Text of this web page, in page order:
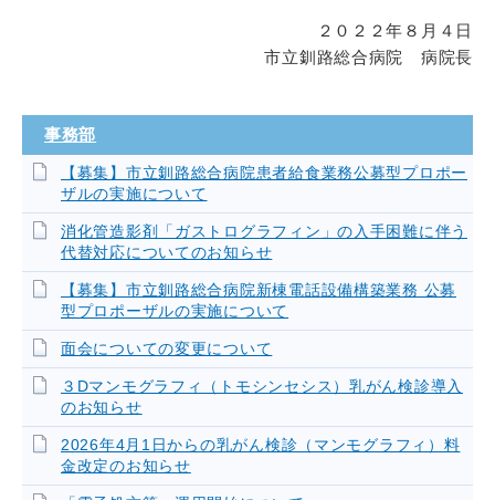
２０２２年８月４日
市立釧路総合病院 病院長
事務部
【募集】市立釧路総合病院患者給食業務公募型プロポー
ザルの実施について
消化管造影剤「ガストログラフィン」の入手困難に伴う
代替対応についてのお知らせ
【募集】市立釧路総合病院新棟電話設備構築業務 公募
型プロポーザルの実施について
面会についての変更について
３Dマンモグラフィ（トモシンセシス）乳がん検診導入
のお知らせ
2026年4月1日からの乳がん検診（マンモグラフィ）料
金改定のお知らせ